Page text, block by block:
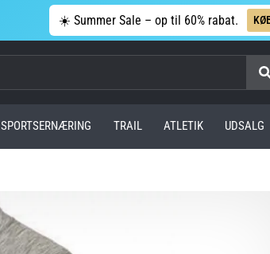
☀️ Summer Sale – op til 60% rabat.
SPORTSERNÆRING TRAIL ATLETIK UDSALG